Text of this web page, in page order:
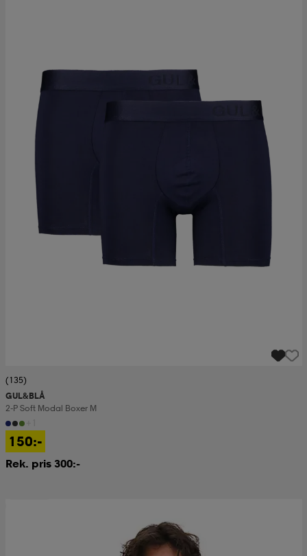
(135)
GUL&BLÅ
2-P Soft Modal Boxer M
150:-
Rek. pris 300:-